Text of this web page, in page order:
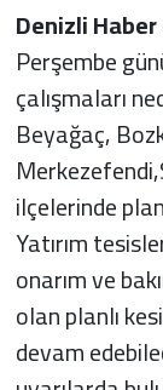
Denizli
Perşembe
çalışmaları
Beyağaç,
ilçelerinde
Yatırım
onarım ve
olan planlı
devam